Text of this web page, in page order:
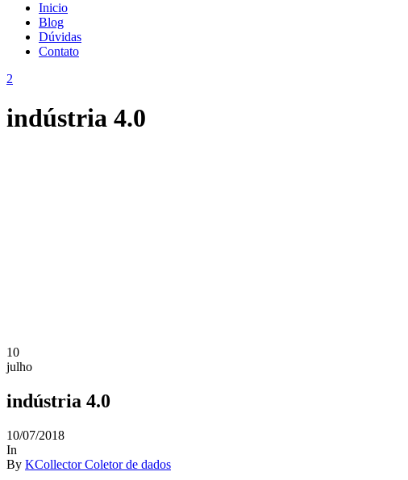
Inicio
Blog
Dúvidas
Contato
indústria 4.0
10
julho
indústria 4.0
10/07/2018
In
By KCollector Coletor de dados